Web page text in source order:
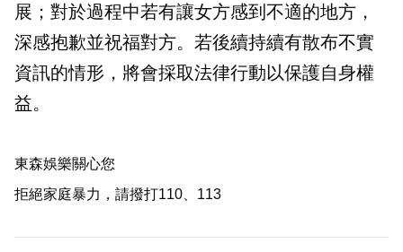
展；對於過程中若有讓女方感到不適的地方，
深感抱歉並祝福對方。若後續持續有散布不實
資訊的情形，將會採取法律行動以保護自身權
益。
東森娛樂關心您
拒絕家庭暴力，請撥打110、113